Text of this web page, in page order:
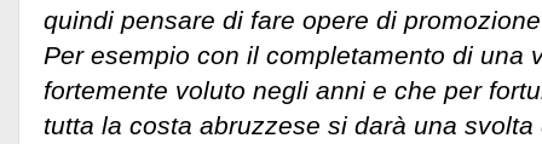
quindi pensare di fare opere di
Per esempio con il completamento di una
fortemente voluto negli anni e che per
tutta la costa abruzzese si darà una